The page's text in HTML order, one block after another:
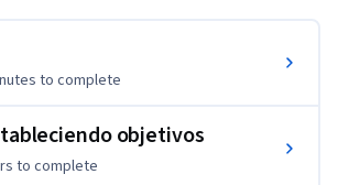
que tener en cuenta el desarrollo
últimos años ha tenido el Internet y atrás
Es por ello que hay que estar
a la promoción de los productos y
proveedor estamos ofreciendo.
to complete
objetivos
to complete